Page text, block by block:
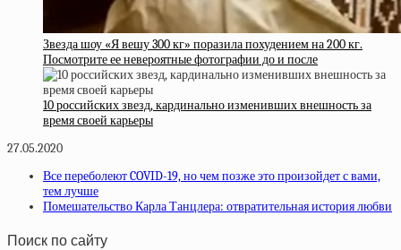
Звезда шоу «Я вешу 300 кг» поразила похудением на 200 кг.
Посмотрите ее невероятные фотографии до и после
10 российских звезд, кардинально изменивших внешность за
время своей карьеры
27.05.2020
Все переболеют COVID-19, но чем позже это произойдет с вами,
тем лучше
Помешательство Карла Танцлера: отвратительная история любви
Поиск по сайту